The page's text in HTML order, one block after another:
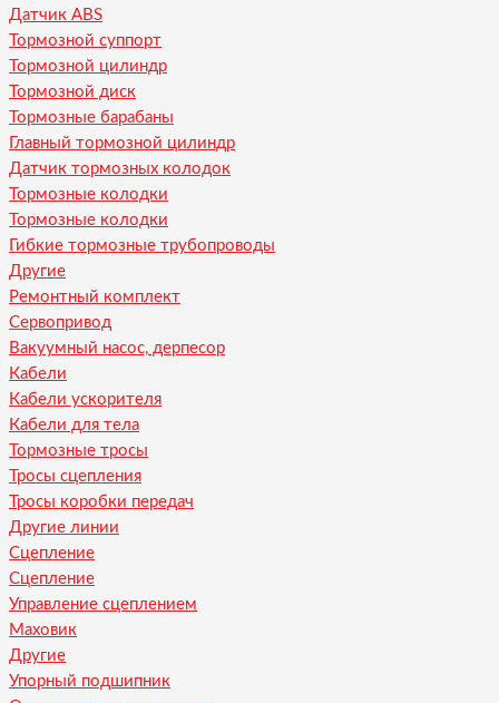
Датчик ABS
Тормозной суппорт
Тормозной цилиндр
Тормозной диск
Тормозные барабаны
Главный тормозной цилиндр
Датчик тормозных колодок
Тормозные колодки
Тормозные колодки
Гибкие тормозные трубопроводы
Другие
Ремонтный комплект
Сервопривод
Вакуумный насос, дерпесор
Кабели
Кабели ускорителя
Кабели для тела
Тормозные тросы
Тросы сцепления
Тросы коробки передач
Другие линии
Сцепление
Сцепление
Управление сцеплением
Маховик
Другие
Упорный подшипник